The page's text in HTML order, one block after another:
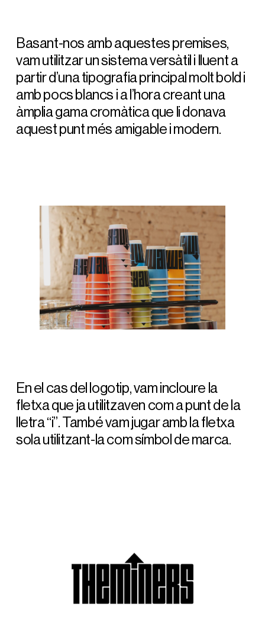
Basant-nos amb aquestes premises,
vam utilitzar un sistema versàtil i lluent a
partir d’una tipografia principal molt bold i
amb pocs blancs i a l’hora creant una
àmplia gama cromàtica que li donava
aquest punt més amigable i modern.
En el cas del logotip, vam incloure la
fletxa que ja utilitzaven com a punt de la
lletra “i”. També vam jugar amb la fletxa
sola utilitzant-la com símbol de marca.